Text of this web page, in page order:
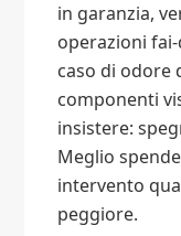
in garanzia,
operazioni
caso di odore
componenti
insistere:
Meglio
intervento
peggiore.